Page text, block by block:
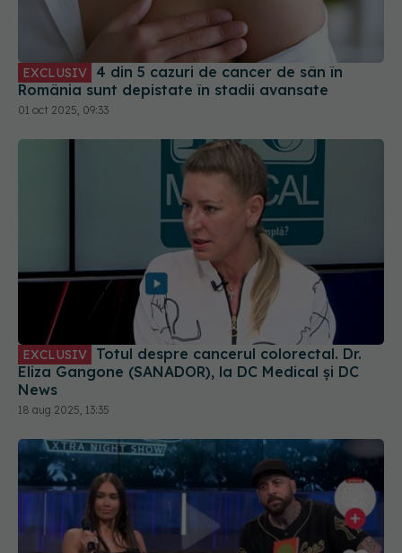
EXCLUSIV
România sunt depistate în stadii avansate
01 oct 2025, 09:33
EXCLUSIV
Eliza Gangone (SANADOR), la DC Medical și DC
News
18 aug 2025, 13:35